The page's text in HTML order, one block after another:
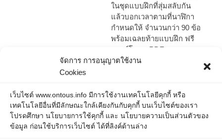
จัดการ การอนุญาตใช้งาน
Cookies
เว็บไซต์ www.ontous.info มีการใช้งานเทคโนโลยีคุกกี้ หรือ
เทคโนโลยีอื่นที่มีลักษณะใกล้เคียงกันกับคุกกี้ บนเว็บไซต์ของเรา
โปรดศึกษา นโยบายการใช้คุกกี้ และ นโยบายความเป็นส่วนตัวของ
ข้อมูล ก่อนใช้บริการเว็บไซต์ ได้ที่ลิงค์ด้านล่าง
ในชุดแบบฝึกที่สุ่มสลับกัน
แล้วบอกเวลาตามที่นาฬิกา
กำหนดให้ จำนวนกว่า 90 ข้อ
พร้อมเฉลยท้ายแบบฝึก ฟรี
ดาวน์โหลด PDF